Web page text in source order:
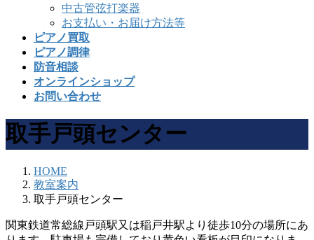
中古管弦打楽器
お支払い・お届け方法等
ピアノ買取
ピアノ調律
防音相談
オンラインショップ
お問い合わせ
取手戸頭センター
HOME
教室案内
取手戸頭センター
関東鉄道常総線戸頭駅又は稲戸井駅より徒歩10分の場所にあ